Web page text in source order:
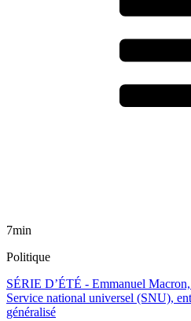
7min
Politique
SÉRIE D’ÉTÉ - Emmanuel
Service national universel (SNU),
généralisé